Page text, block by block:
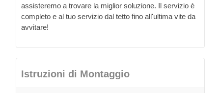
assisteremo a trovare la miglior soluzione. Il servizio è
completo e al tuo servizio dal tetto fino all'ultima vite da
avvitare!
Istruzioni di Montaggio